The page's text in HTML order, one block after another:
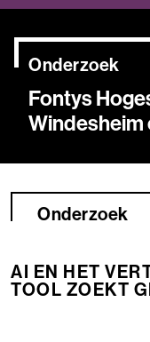
Fontys
Windesheim
Onderzoek
Onderzoek
AI EN HET
TOOL ZOEKT